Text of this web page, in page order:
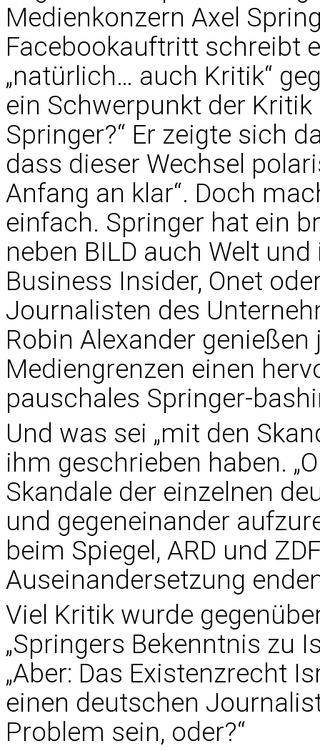
Medienkonzern Axel
Facebookauftritt schreibt
„natürlich… auch Kritik“
ein Schwerpunkt der Kritik
Springer?“ Er zeigte sich
dass dieser Wechsel
Anfang an klar“. Doch
einfach. Springer hat ein
neben BILD auch Welt
Business Insider, Onet
Journalisten des
Robin Alexander
Mediengrenzen einen
pauschales Springer-
Und was sei „mit den
ihm geschrieben haben.
Skandale der einzelnen
und gegeneinander
beim Spiegel, ARD und
Auseinandersetzung
Viel Kritik wurde
„Springers Bekenntnis zu
„Aber: Das Existenzrecht
einen deutschen
Problem sein, oder?“